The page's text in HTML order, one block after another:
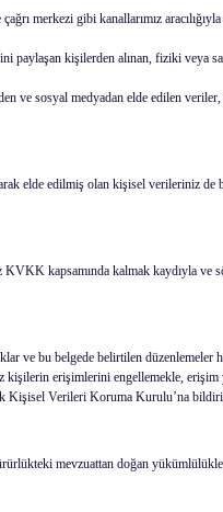
merkezi gibi kanallarımız
kişilerden alınan, fiziki veya
sosyal medyadan elde edilen
edilmiş olan kişisel verileriniz de
kapsamında kalmak kaydıyla
ve bu belgede belirtilen düzenlemeler
erişimlerini engellemekle,
Kişisel Verileri Koruma Kurulu’na
mevzuattan doğan